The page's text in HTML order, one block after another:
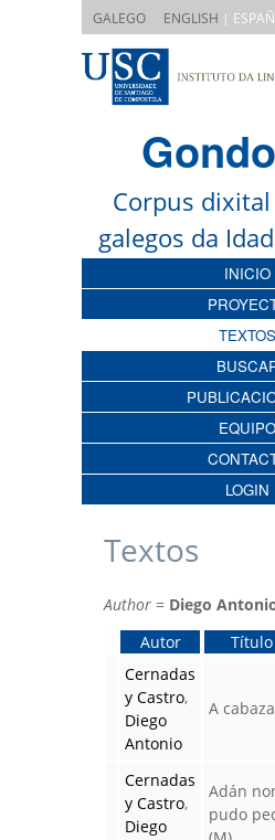
GALEGO ENGLISH |
Corpus
galegos da
INICIO
TEXTOS
EQUIPO
LOGIN
Textos
Author = Diego
Autor
Título
Cernadas
y Castro,
Diego
Antonio
A cabaza
Cernadas
y Castro,
Diego
Adán
pudo